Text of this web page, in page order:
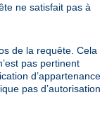
ne satisfait pas à
de la requête. Cela
pas pertinent
d’appartenance
pas d’autorisation